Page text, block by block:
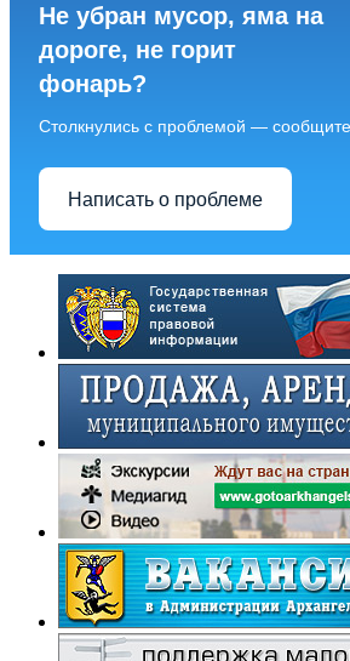
Не убран мусор, яма на
дороге, не горит
фонарь?
Столкнулись с проблемой —
Написать о проблеме